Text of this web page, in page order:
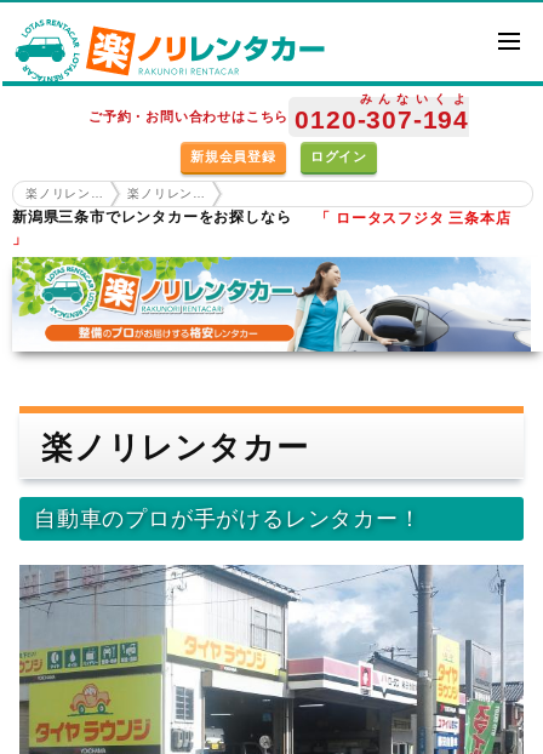
ご予約・お問い合わせはこちら 0120-307
みんな
-194
いくよ
新規会員登録 ログイン
楽ノリレンタカー ホーム 楽ノリレンタカー
新潟県三条市でレンタカーをお探しなら
「 ロータスフジタ 三条本店
」
楽ノリレンタカー
自動車のプロが手がけるレンタカー！